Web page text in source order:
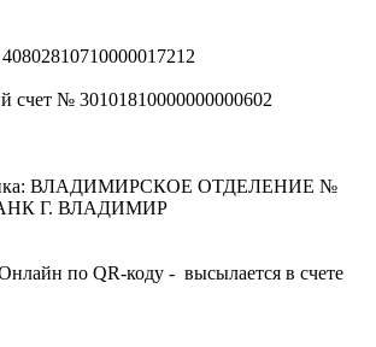
счет № 30101810000000000602
ВЛАДИМИРСКОЕ ОТДЕЛЕНИЕ №
Г. ВЛАДИМИР
по QR-коду - высылается в счете